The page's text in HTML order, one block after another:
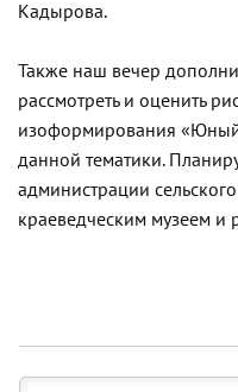
Кадырова.
Также наш вечер
рассмотреть и оценить
изоформирования «Юный
данной тематики.
администрации
краеведческим музеем и